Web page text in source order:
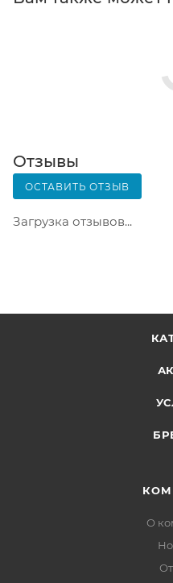
телефон или e-mail
Почтовая доставка
заказ придет в
Вскрывать коробку
только после оплаты
содержать не больше
не должна превышать
Отзывы
ОСТАВИТЬ ОТЗЫВ
Загрузка отзывов...
О